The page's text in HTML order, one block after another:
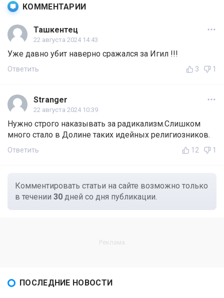
КОММЕНТАРИИ
Ташкентец
22 августа 2024 14:43
Уже давно убит наверно сражался за Игил !!!
Ответить 3 1
Stranger
22 августа 2024 10:39
Нужно строго наказывать за радикализм.Слишком
много стало в Долине таких идейных религиозников.
Ответить 12 1
Комментировать статьи на сайте возможно только
в течении 30 дней со дня публикации.
ПОСЛЕДНИЕ НОВОСТИ